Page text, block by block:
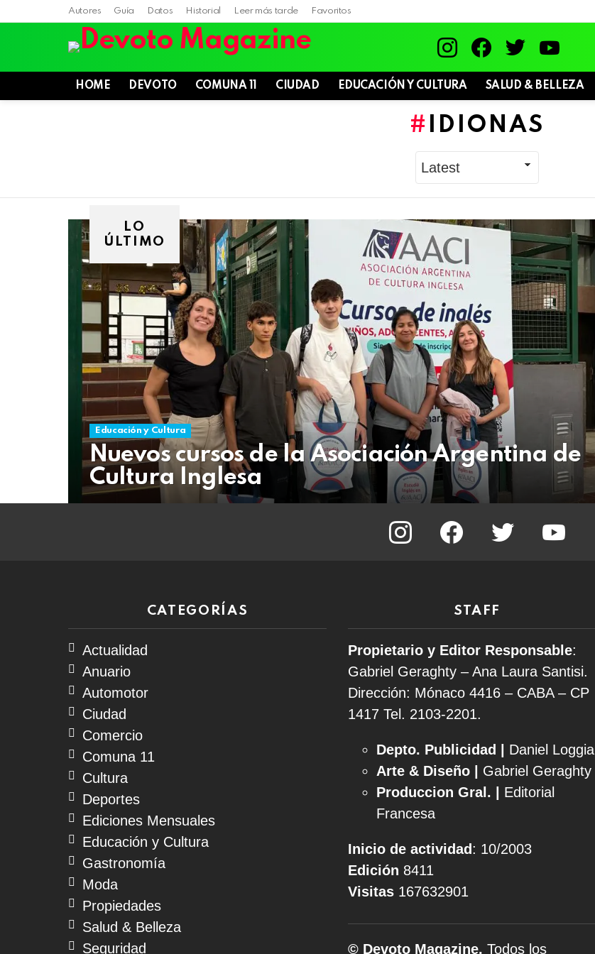
Autores Guía Datos Historial Leer más tarde Favoritos
HOME DEVOTO COMUNA 11 CIUDAD EDUCACIÓN Y CULTURA SALUD & BELLEZA
IDIONAS
LO
ÚLTIMO
Educación y Cultura
Nuevos cursos de la Asociación Argentina de
Cultura Inglesa
instagram facebook twitter
CATEGORÍAS
Actualidad
Anuario
Automotor
Ciudad
Comercio
Comuna 11
Cultura
Deportes
Ediciones Mensuales
Educación y Cultura
Gastronomía
Moda
Propiedades
Salud & Belleza
Seguridad
STAFF
Propietario y Editor Responsable:
Gabriel Geraghty – Ana Laura Santisi.
Dirección: Mónaco 4416 – CABA – CP
1417 Tel. 2103-2201.
Depto. Publicidad |
Daniel Loggia
Arte & Diseño | Gabriel Geraghty
Produccion Gral. |
Editorial
Francesa
Inicio de actividad : 10/2003
Edición 8411
Visitas 167632901
© Devoto Magazine. Todos los
Villa
Devoto,
06
de
agosto
de